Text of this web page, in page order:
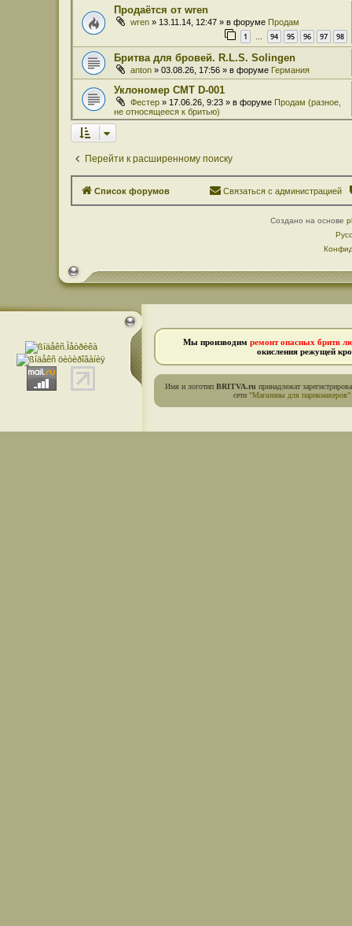
Продаётся от wren
wren » 13.11.14, 12:47 » в форуме Продам
1 … 94 95 96 97 98
Бритва для бровей. R.L.S. Solingen
anton » 03.08.26, 17:56 » в форуме Германия
Уклономер СМТ D-001
Фестер » 17.06.26, 9:23 » в форуме Продам (разное,
не относящееся к бритью)
Перейти к расширенному поиску
Список форумов Связаться с администрацией
Создано на основе
Мы производим ремонт опасных бритв
окисления режущей
Имя и логотип BRITVA.ru принадлежат
сети "Магазины для парикмахеров"